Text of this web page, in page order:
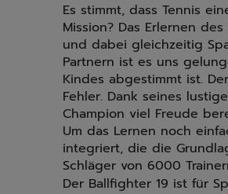
Es stimmt, dass Tennis
Mission? Das Erlernen
und dabei gleichzeitig
Partnern ist es uns
Kindes abgestimmt ist.
Fehler. Dank seines
Champion viel Freude
Um das Lernen noch
integriert, die die
Schläger von 6000
Der Ballfighter 19 ist für